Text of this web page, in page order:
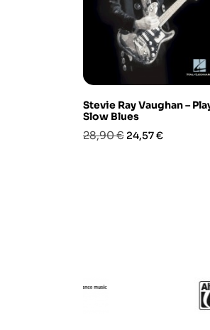
Stevie Ray Vaughan –
Slow Blues
Prezzo
28,90 € Prezzo
24,57 €